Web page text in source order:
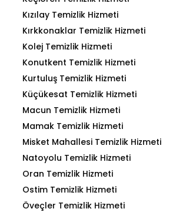
Kızılay Temizlik Hizmeti
Kırkkonaklar Temizlik Hizmeti
Kolej Temizlik Hizmeti
Konutkent Temizlik Hizmeti
Kurtuluş Temizlik Hizmeti
Küçükesat Temizlik Hizmeti
Macun Temizlik Hizmeti
Mamak Temizlik Hizmeti
Misket Mahallesi Temizlik Hizmeti
Natoyolu Temizlik Hizmeti
Oran Temizlik Hizmeti
Ostim Temizlik Hizmeti
Öveçler Temizlik Hizmeti